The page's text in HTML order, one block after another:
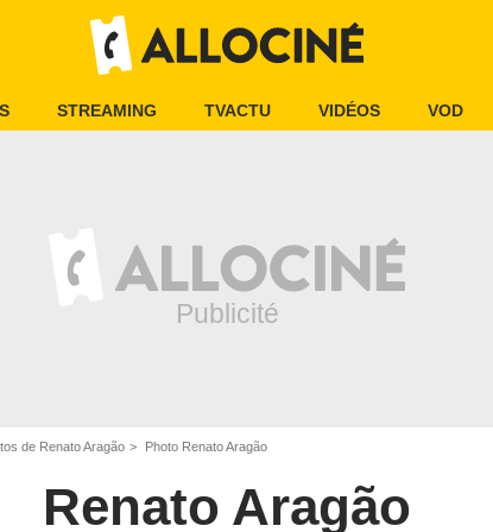
STREAMING TVACTU VIDÉOS VOD
de Renato Aragão Photo Renato Aragão
Renato Aragão